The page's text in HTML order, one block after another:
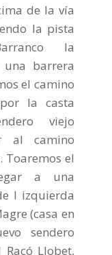
de la vía
la pista
la
barrera
el camino
la casta
viejo
al camino
el
a una
l izquierda
(casa en
sendero
Llobet,